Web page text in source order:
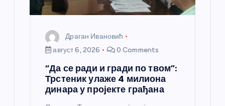
Драган Ивановић
август 6, 2026
0 Comments
“Да се ради и гради по твом”:
Трстеник улаже 4 милиона
динара у пројекте грађана